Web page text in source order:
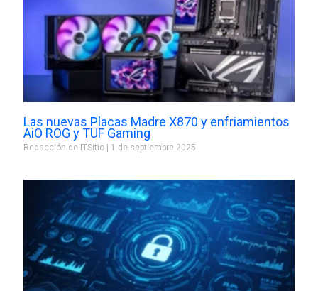
Las nuevas Placas Madre X870 y enfriamientos
AiO ROG y TUF Gaming
Redacción de ITSitio 1 de septiembre 2025